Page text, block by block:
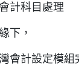
計科目處理
下，
會計設定模